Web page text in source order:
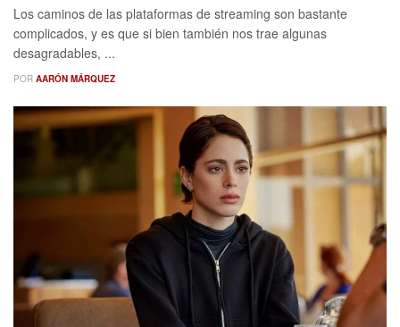
Los caminos de las plataformas de streaming son bastante
complicados, y es que si bien también nos trae algunas
desagradables, ...
POR AARÓN MÁRQUEZ